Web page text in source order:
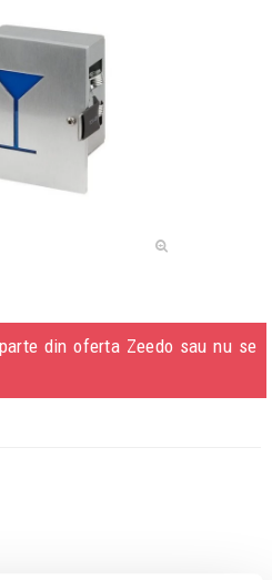
din oferta Zeedo sau nu se